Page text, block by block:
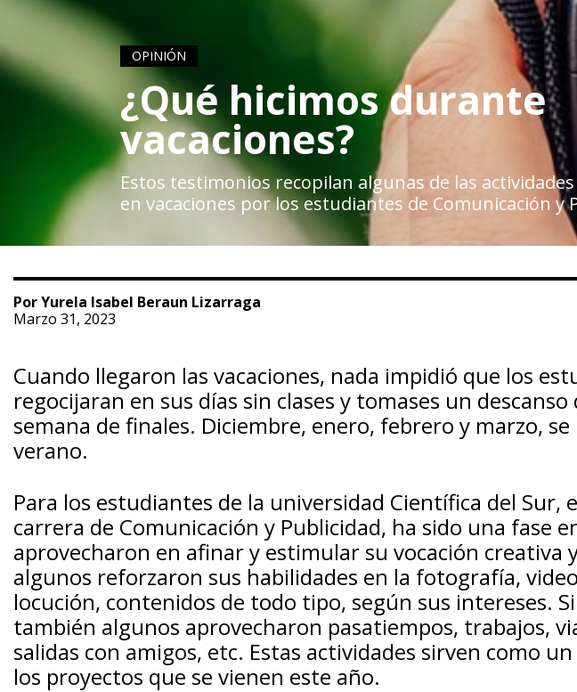
OPINIÓN
¿Qué hicimos durante
vacaciones?
Estos testimonios recopilan algunas de las
en vacaciones por los estudiantes de Comunicación y
Por Yurela Isabel Beraun Lizarraga
Marzo 31, 2023
Cuando llegaron las vacaciones, nada impidió que los
regocijaran en sus días sin clases y tomases un
semana de finales. Diciembre, enero, febrero y marzo,
verano.
Para los estudiantes de la universidad Científica del Sur,
carrera de Comunicación y Publicidad, ha sido una fase
aprovecharon en afinar y estimular su vocación creativa
algunos reforzaron sus habilidades en la fotografía,
locución, contenidos de todo tipo, según sus intereses.
también algunos aprovecharon pasatiempos, trabajos,
salidas con amigos, etc. Estas actividades sirven como
los proyectos que se vienen este año.